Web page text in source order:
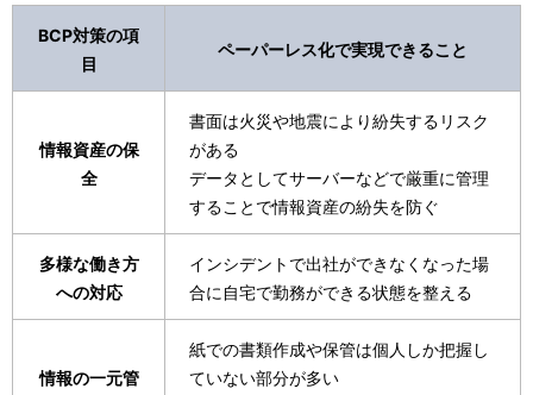
BCP対策の項
目
ペーパーレス化で実現できること
情報資産の保
全
書面は火災や地震により紛失するリスク
がある
データとしてサーバーなどで厳重に管理
することで情報資産の紛失を防ぐ
多様な働き方
への対応
インシデントで出社ができなくなった場
合に自宅で勤務ができる状態を整える
情報の一元管
紙での書類作成や保管は個人しか把握し
ていない部分が多い